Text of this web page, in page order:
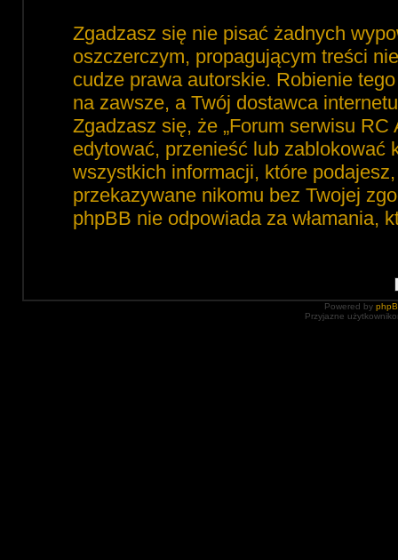
Zgadzasz się nie pisać żadnych
oszczerczym, propagującym treści
cudze prawa autorskie. Robienie
na zawsze, a Twój dostawca
Zgadzasz się, że „Forum serwisu
edytować, przenieść lub zablokować
wszystkich informacji, które
przekazywane nikomu bez Twojej
phpBB nie odpowiada za włamania,
Powered by
Przyjazne